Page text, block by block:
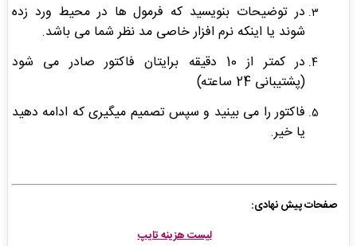
در توضیحات بنویسید که فرمول ها در محیط ورد زده
شوند یا اینکه نرم افزار خاصی مد نظر شما می باشد.
در کمتر از 10 دقیقه برایتان فاکتور صادر می شود
(پشتیبانی 24 ساعته)
فاکتور را می بینید و سپس تصمیم میگیری که ادامه دهید
یا خیر.
صفحات پیش نهادی:
لیست هزینه تایپ